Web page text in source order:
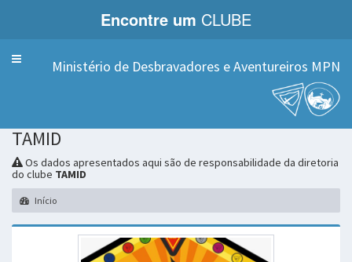
Encontre um CLUBE
Menu Ministério de Desbravadores e Aventureiros MPN
TAMID
Os dados apresentados aqui são de responsabilidade da diretoria
do clube TAMID
Início